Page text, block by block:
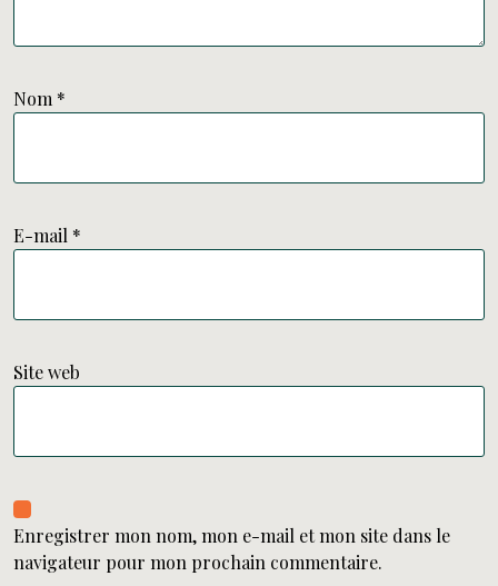
Nom *
E-mail *
Site web
Enregistrer mon nom, mon e-mail et mon site dans le
navigateur pour mon prochain commentaire.